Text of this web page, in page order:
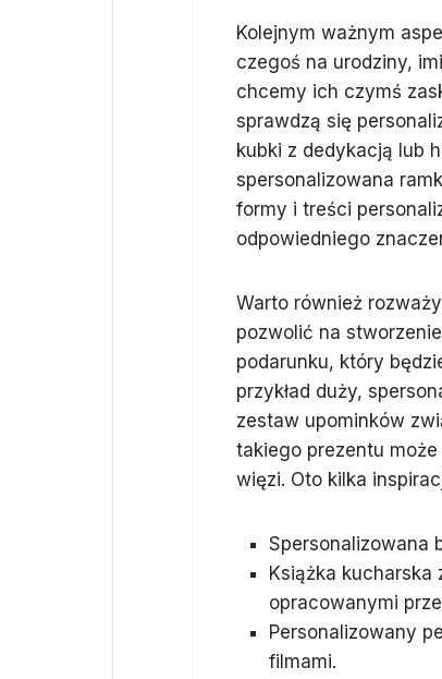
Kolejnym ważnym
czegoś na urodziny,
chcemy ich czymś
sprawdzą się
kubki z dedykacją lub
spersonalizowana
formy i treści
odpowiedniego
Warto również
pozwolić na
podarunku, który
przykład duży,
zestaw upominków
takiego prezentu
więzi. Oto kilka
Spersonalizowana
Książka kucharska
opracowanymi
Personalizowany
filmami.